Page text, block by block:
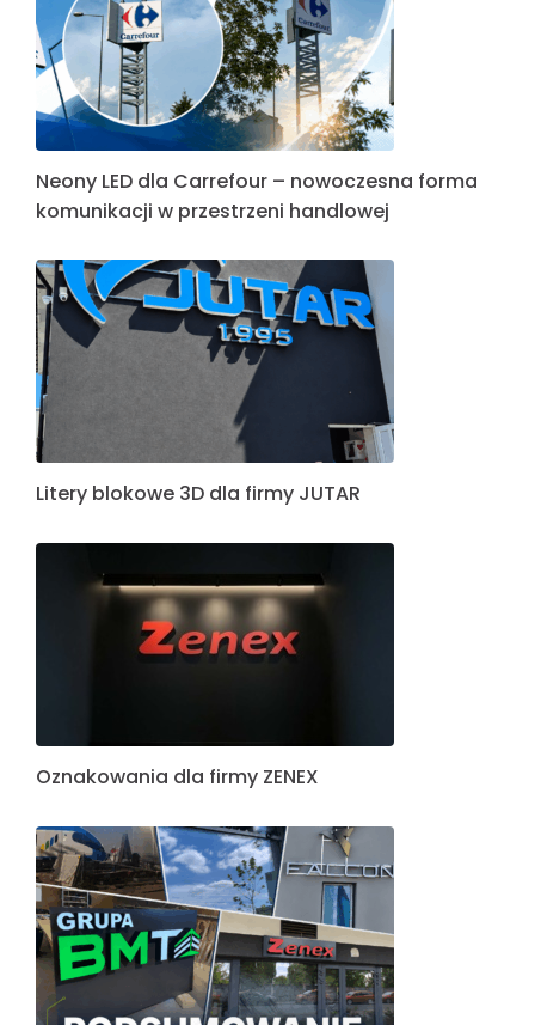
Neony LED dla Carrefour – nowoczesna forma
komunikacji w przestrzeni handlowej
Litery blokowe 3D dla firmy JUTAR
Oznakowania dla firmy ZENEX